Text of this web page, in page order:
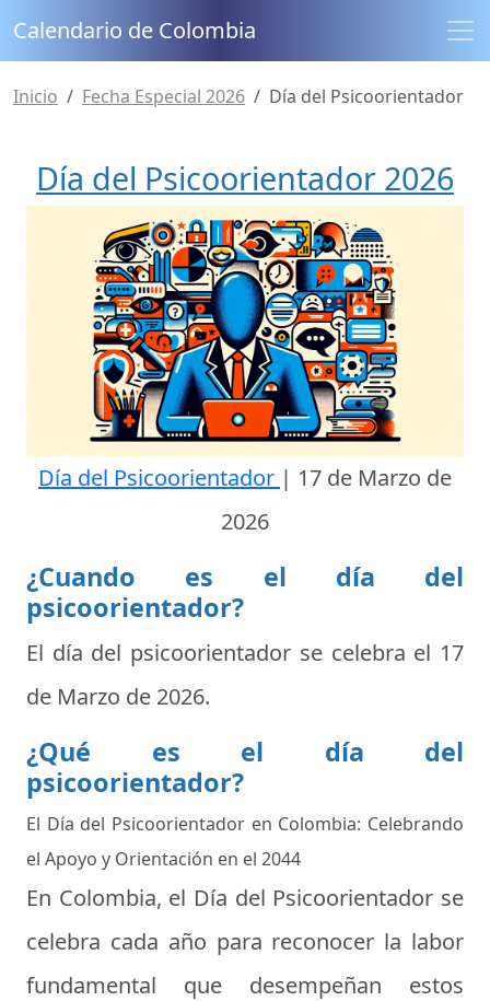
Calendario de Colombia
Inicio Fecha Especial 2026 Día del Psicoorientador
Día del Psicoorientador 2026
Día del Psicoorientador | 17 de Marzo de
2026
¿Cuando es el día del
psicoorientador?
El día del psicoorientador se celebra el 17
de Marzo de 2026.
¿Qué es el día del
psicoorientador?
El Día del Psicoorientador en Colombia: Celebrando
el Apoyo y Orientación en el 2044
En Colombia, el Día del Psicoorientador se
celebra cada año para reconocer la labor
fundamental que desempeñan estos